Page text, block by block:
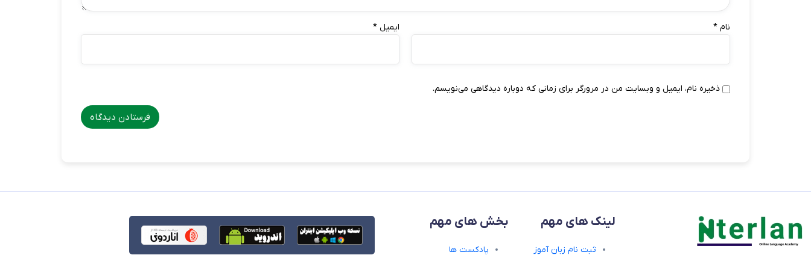
نام * ایمیل *
ذخیره نام، ایمیل و وبسایت من در مرورگر برای زمانی که دوباره دیدگاهی می‌نویسم.
لینک های مهم
ثبت نام زبان آموز
بخش های مهم
پادکست ها